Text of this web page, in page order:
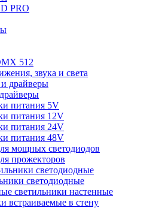
PRO
512
звука и света
питания 5V
питания 12V
питания 24V
питания 48V
мощных светодиодов
прожекторов
светодиодные
светильники настенные
встраиваемые в стену